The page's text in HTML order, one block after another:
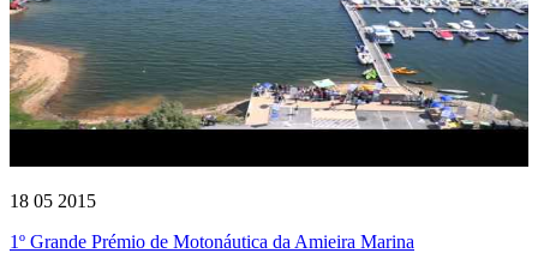
18 05 2015
1º Grande Prémio de Motonáutica da Amieira Marina